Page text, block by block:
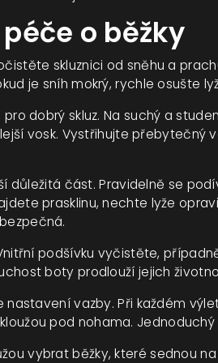
o běžky
skluznici od sněhu a
je sníh mokrý, rychle osušte
dobrý skluz. Na suchý a
vosk. Vystřihujte přebytečný
důležitá část. Pravidelně se
prasklinu, nechte lyže
podšívku vyčistěte,
boty prodlouží jejich
nastavení vazby. Při každém
pod nohama.
vybrat běžky, které sednou